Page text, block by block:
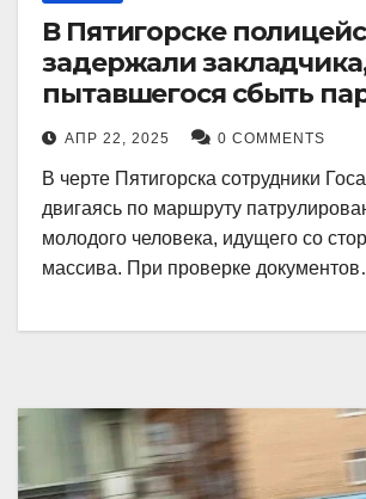
В Пятигорске
задержали
пытавшегося сбыть
синтетического
АПР 22, 2025 0 COMMENTS
В черте Пятигорска сотрудники
двигаясь по маршруту
молодого человека, идущего со
массива. При проверке